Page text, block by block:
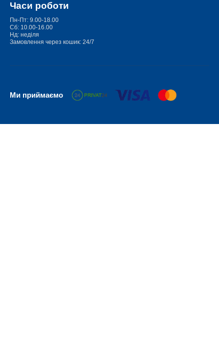
Часи роботи
Пн-Пт: 9.00-18.00
Сб: 10.00-16.00
Нд: неділя
Замовлення через кошик: 24/7
Ми приймаємо